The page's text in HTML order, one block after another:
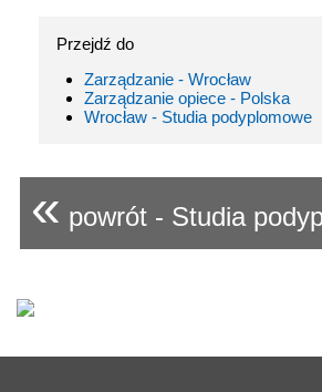
Przejdź do
Zarządzanie - Wrocław
Zarządzanie opiece - Polska
Wrocław - Studia podyplomowe
« powrót - Studia